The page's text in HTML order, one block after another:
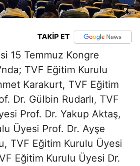
TAKİP ET
15 Temmuz Kongre
TVF Eğitim Kurulu
Karakurt, TVF Eğitim
Dr. Gülbin Rudarlı, TVF
Prof. Dr. Yakup Aktaş,
Üyesi Prof. Dr. Ayşe
TVF Eğitim Kurulu Üyesi
Eğitim Kurulu Üyesi Dr.